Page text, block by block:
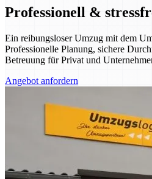
Professionell &
Ein reibungsloser Umzug mit dem
Professionelle Planung, sichere
Betreuung für Privat und
Angebot anfordern